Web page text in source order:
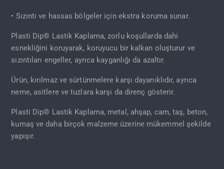
• Sızıntı ve hassas bölgeler için ekstra koruma sunar.
Plasti Dip® Lastik Kaplama, zorlu koşullarda dahi
esnekliğini koruyarak, koruyucu bir kalkan oluşturur ve
sızıntıları engeller, ayrıca kayganlığı da azaltır.
Ürün, kırılmaz ve sürtünmelere karşı dayanıklıdır, ayrıca
neme, asitlere ve tuzlara karşı da direnç gösterir.
Plasti Dip® Lastik Kaplama, metal, ahşap, cam, taş, beton,
kumaş ve daha birçok malzeme üzerine mükemmel şekilde
yapışır.